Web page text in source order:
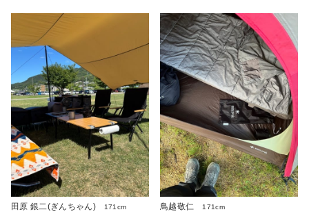
田原 銀二(ぎんちゃん)
171cm
鳥越敬仁 171cm